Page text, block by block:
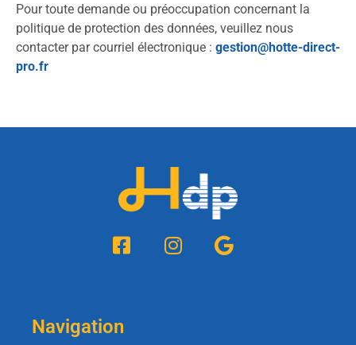
Pour toute demande ou préoccupation concernant la
politique de protection des données, veuillez nous
contacter par courriel électronique : gestion@hotte-direct-
pro.fr
Navigation